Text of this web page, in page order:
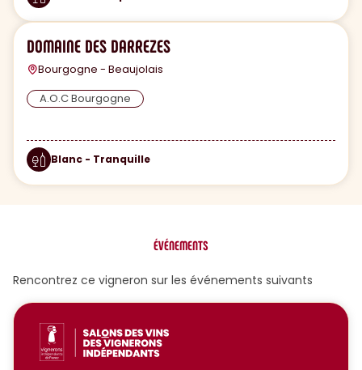
DOMAINE DES DARREZES
Bourgogne - Beaujolais
A.O.C Bourgogne
Blanc - Tranquille
ÉVÉNEMENTS
Rencontrez ce vigneron sur les événements suivants